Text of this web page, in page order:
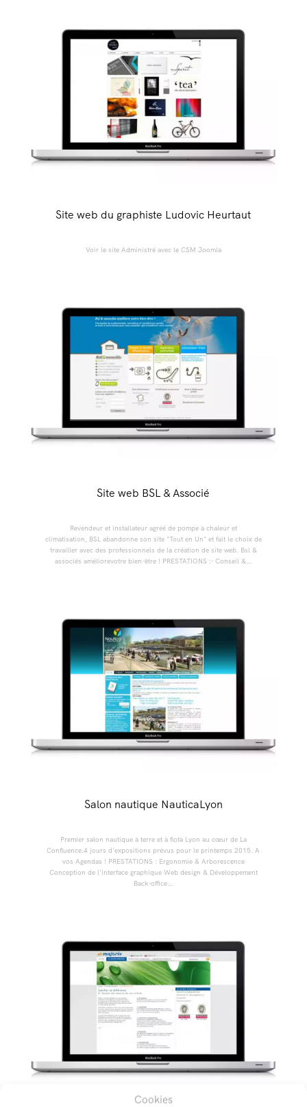
Cookies
Site web du graphiste Ludovic Heurtaut
Voir le site Administré avec le CSM Joomla
Site web BSL & Associé
Revendeur et installateur agréé de pompe à chaleur et
climatisation, BSL abandonne son site "Tout en Un" et fait le choix de
travailler avec des professionnels de la création de site web. Bsl &
associés améliorevotre bien-être ! PRESTATIONS :- Conseil &...
Salon nautique NauticaLyon
Premier salon nautique à terre et à flotà Lyon au cœur de La
Confluence.4 jours d'expositions prévus pour le printemps 2015. A
vos Agendas ! PRESTATIONS : Ergonomie & Arborescence
Conception de l'interface graphique Web design & Développement
Back-office...